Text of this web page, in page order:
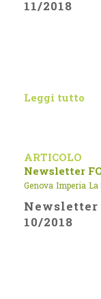
11/2018
Leggi tutto
ARTICOLO
Newsletter
Genova Imperia La
Newsletter
10/2018